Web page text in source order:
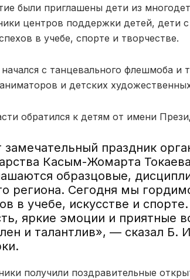
были приглашены дети из
центров поддержки детей, дети
в учебе, спорте и творчестве.
с танцевального флешмоба и
и детских
обратился к детям от имени
замечательный праздник
Касым-Жомарта
образцовые,
региона. Сегодня мы
в учебе, искусстве и
яркие эмоции и приятные
и талантлив», — сказал Б.
получили поздравительные